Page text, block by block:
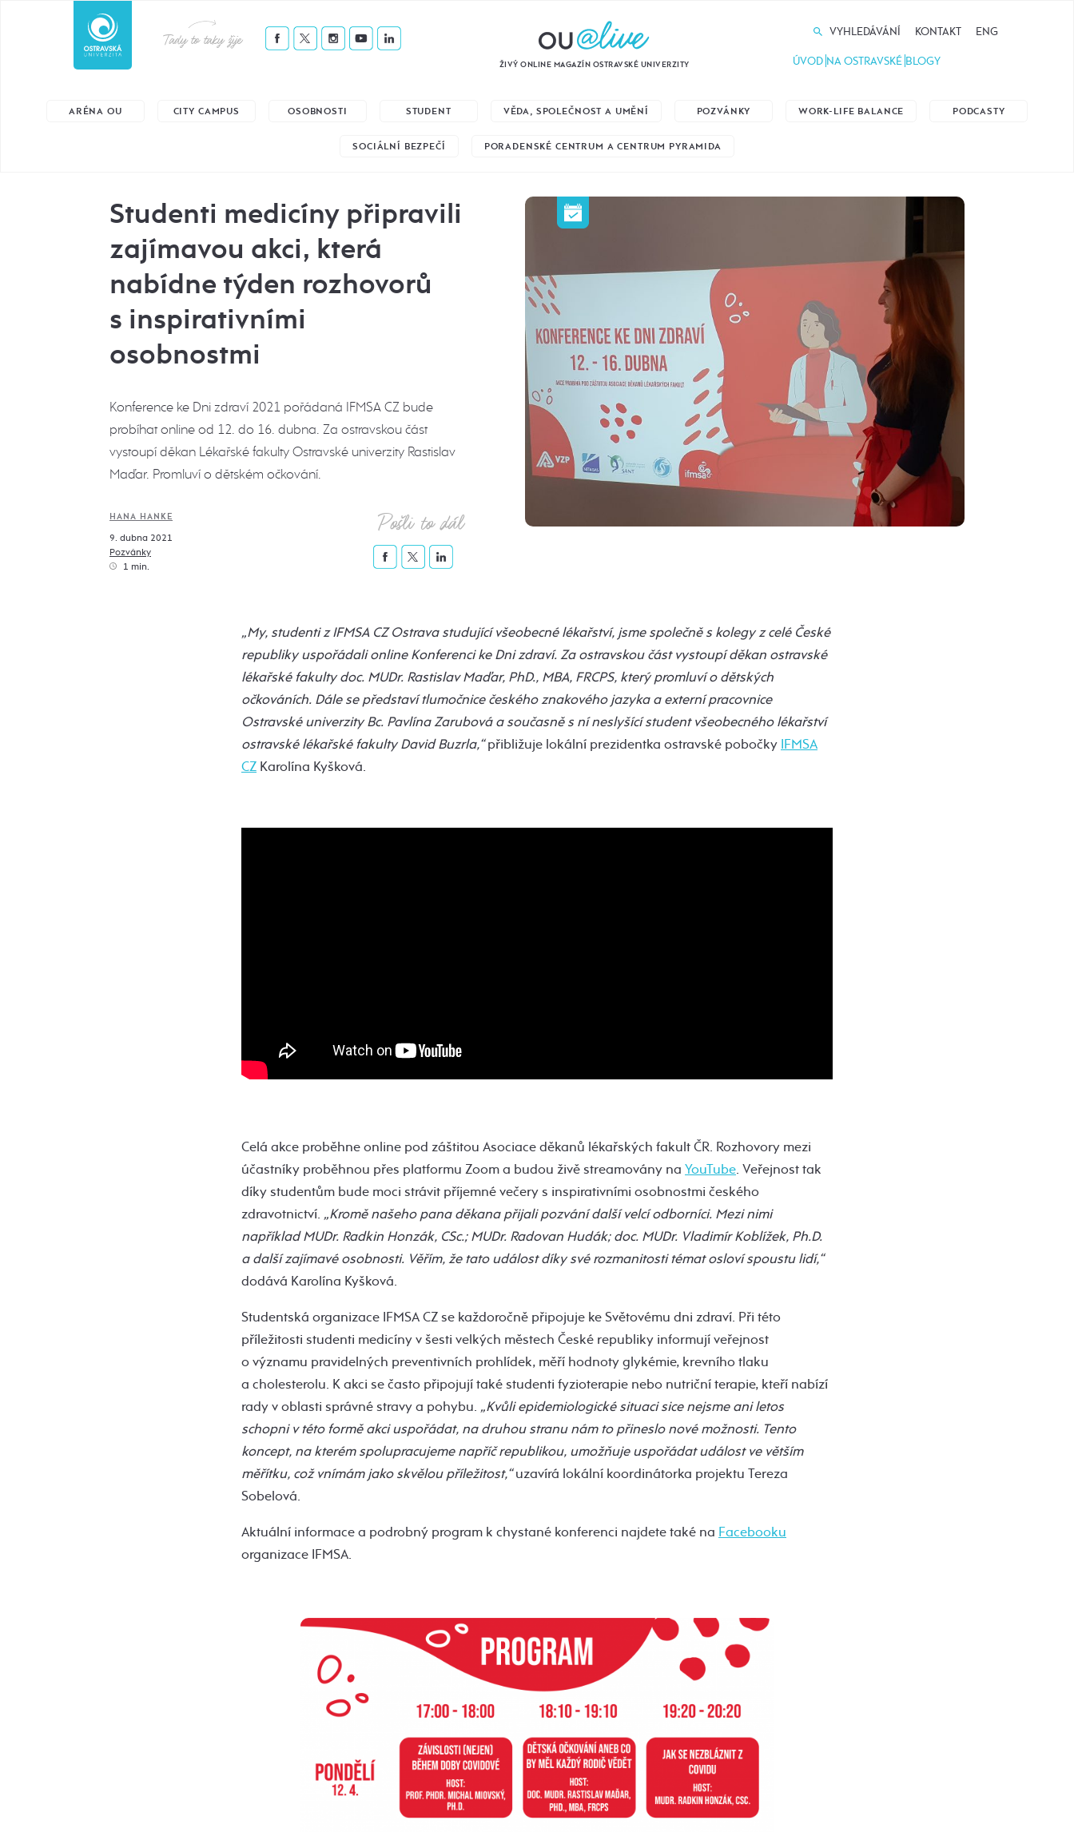
Tady to taky žije
ŽIVÝ ONLINE MAGAZÍN OSTRAVSKÉ UNIVERZITY
VYHLEDÁVÁNÍ KONTAKT ENG
ÚVOD NA OSTRAVSKÉ BLOGY
ARÉNA OU CITY CAMPUS OSOBNOSTI STUDENT VĚDA, SPOLEČNOST A UMĚNÍ POZVÁNKY WORK-LIFE BALANCE PODCASTY
SOCIÁLNÍ BEZPEČÍ PORADENSKÉ CENTRUM A CENTRUM PYRAMIDA
Studenti medicíny připravili
zajímavou akci, která
nabídne týden rozhovorů
s inspirativními
osobnostmi
Konference ke Dni zdraví 2021 pořádaná IFMSA CZ bude
probíhat online od 12. do 16. dubna. Za ostravskou část
vystoupí děkan Lékařské fakulty Ostravské univerzity Rastislav
Maďar. Promluví o dětském očkování.
HANA HANKE
9. dubna 2021
Pozvánky
1 min.
Pošli to dál
„My, studenti z IFMSA CZ Ostrava studující všeobecné lékařství, jsme společně s kolegy z celé České
republiky uspořádali online Konferenci ke Dni zdraví. Za ostravskou část vystoupí děkan ostravské
lékařské fakulty doc. MUDr. Rastislav Maďar, PhD., MBA, FRCPS, který promluví o dětských
očkováních. Dále se představí tlumočnice českého znakového jazyka a externí pracovnice
Ostravské univerzity Bc. Pavlína Zarubová a současně s ní neslyšící student všeobecného lékařství
ostravské lékařské fakulty David Buzrla,“přibližuje lokální prezidentka ostravské pobočky IFMSA
CZ Karolína Kyšková.
Celá akce proběhne online pod záštitou Asociace děkanů lékařských fakult ČR. Rozhovory mezi
účastníky proběhnou přes platformu Zoom a budou živě streamovány na YouTube. Veřejnost tak
díky studentům bude moci strávit příjemné večery s inspirativními osobnostmi českého
zdravotnictví. „Kromě našeho pana děkana přijali pozvání další velcí odborníci. Mezi nimi
například MUDr. Radkin Honzák, CSc.; MUDr. Radovan Hudák; doc. MUDr. Vladimír Koblížek, Ph.D.
a další zajímavé osobnosti. Věřím, že tato událost díky své rozmanitosti témat osloví spoustu lidí,“
dodává Karolína Kyšková.
Studentská organizace IFMSA CZ se každoročně připojuje ke Světovému dni zdraví. Při této
příležitosti studenti medicíny v šesti velkých městech České republiky informují veřejnost
o významu pravidelných preventivních prohlídek, měří hodnoty glykémie, krevního tlaku
a cholesterolu. K akci se často připojují také studenti fyzioterapie nebo nutriční terapie, kteří nabízí
rady v oblasti správné stravy a pohybu. „Kvůli epidemiologické situaci sice nejsme ani letos
schopni v této formě akci uspořádat, na druhou stranu nám to přineslo nové možnosti. Tento
koncept, na kterém spolupracujeme napříč republikou, umožňuje uspořádat událost ve větším
měřítku, což vnímám jako skvělou příležitost,“uzavírá lokální koordinátorka projektu Tereza
Sobelová.
Aktuální informace a podrobný program k chystané konferenci najdete také na Facebooku
organizace IFMSA.